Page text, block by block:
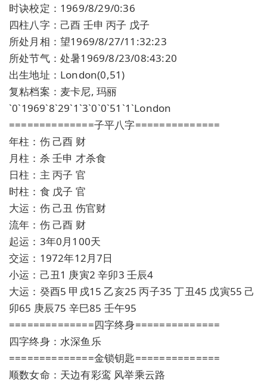
时诀校定：1969/8/29/0:36
四柱八字：己酉 壬申 丙子 戊子
所处月相：望1969/8/27/11:32:23
所处节气：处暑1969/8/23/08:43:20
出生地址：London(0,51)
复粘档案：麦卡尼, 玛丽
`0`1969`8`29`1`3`0`0`51`1`London
==============子平八字==============
年柱：伤 己酉 财
月柱：杀 壬申 才杀食
日柱：主 丙子 官
时柱：食 戊子 官
大运：伤 己丑 伤官财
流年：伤 己酉 财
起运：3年0月100天
交运：1972年12月7日
小运：己丑1 庚寅2 辛卯3 壬辰4
大运：癸酉5 甲戌15 乙亥25 丙子35 丁丑45 戊寅55 己
卯65 庚辰75 辛巳85 壬午95
==============四字终身==============
四字终身：水深鱼乐
==============金锁钥匙==============
顺数女命：天边有彩鸾 风举乘云路